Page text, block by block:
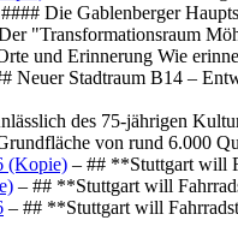
Die Gablenberger
"Transformationsraum
und Erinnerung Wie
Neuer Stadtraum B14 –
des 75-jährigen
von rund 6.000
(Kopie) – ## **Stuttgart will
– ## **Stuttgart will
– ## **Stuttgart will